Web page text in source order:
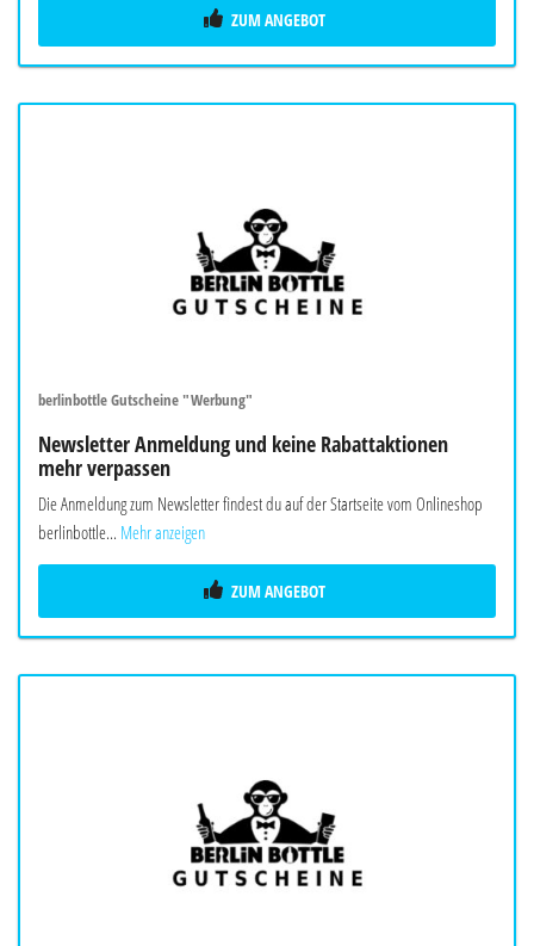
ZUM ANGEBOT
berlinbottle Gutscheine "Werbung"
Newsletter Anmeldung und keine Rabattaktionen
mehr verpassen
Die Anmeldung zum Newsletter findest du auf der Startseite vom Onlineshop
berlinbottle... Mehr anzeigen
ZUM ANGEBOT